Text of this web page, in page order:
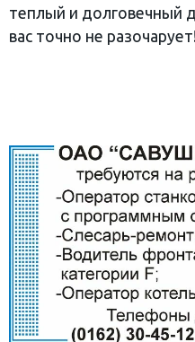
теплый и долговечный
вас точно не